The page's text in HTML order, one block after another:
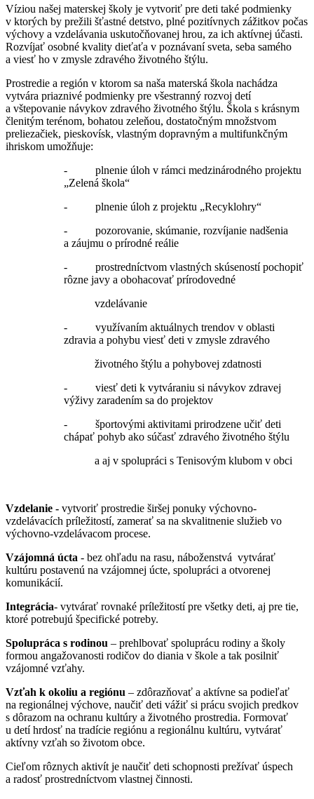
Víziou našej materskej školy je vytvoriť pre deti také podmienky
v ktorých by prežili šťastné detstvo, plné pozitívnych zážitkov počas
výchovy a vzdelávania uskutočňovanej hrou, za ich aktívnej účasti.
Rozvíjať osobné kvality dieťaťa v poznávaní sveta, seba samého
a viesť ho v zmysle zdravého životného štýlu.
Prostredie a región v ktorom sa naša materská škola nachádza
vytvára priaznivé podmienky pre všestranný rozvoj detí
a vštepovanie návykov zdravého životného štýlu. Škola s krásnym
členitým terénom, bohatou zeleňou, dostatočným množstvom
preliezačiek, pieskovísk, vlastným dopravným a multifunkčným
ihriskom umožňuje:
- plnenie úloh v rámci medzinárodného projektu
„Zelená škola“
- plnenie úloh z projektu „Recyklohry“
- pozorovanie, skúmanie, rozvíjanie nadšenia
a záujmu o prírodné reálie
- prostredníctvom vlastných skúseností pochopiť
rôzne javy a obohacovať prírodovedné
vzdelávanie
- využívaním aktuálnych trendov v oblasti
zdravia a pohybu viesť deti v zmysle zdravého
životného štýlu a pohybovej zdatnosti
- viesť deti k vytváraniu si návykov zdravej
výživy zaradením sa do projektov
- športovými aktivitami prirodzene učiť deti
chápať pohyb ako súčasť zdravého životného štýlu
a aj v spolupráci s Tenisovým klubom v obci
Vzdelanie - vytvoriť prostredie širšej ponuky výchovno-
vzdelávacích príležitostí, zamerať sa na skvalitnenie služieb vo
výchovno-vzdelávacom procese.
Vzájomná úcta - bez ohľadu na rasu, náboženstvá vytvárať
kultúru postavenú na vzájomnej úcte, spolupráci a otvorenej
komunikácií.
Integrácia- vytvárať rovnaké príležitostí pre všetky deti, aj pre tie,
ktoré potrebujú špecifické potreby.
Spolupráca s rodinou – prehlbovať spoluprácu rodiny a školy
formou angažovanosti rodičov do diania v škole a tak posilniť
vzájomné vzťahy.
Vzťah k okoliu a regiónu – zdôrazňovať a aktívne sa podieľať
na regionálnej výchove, naučiť deti vážiť si prácu svojich predkov
s dôrazom na ochranu kultúry a životného prostredia. Formovať
u detí hrdosť na tradície regiónu a regionálnu kultúru, vytvárať
aktívny vzťah so životom obce.
Cieľom rôznych aktivít je naučiť deti schopnosti prežívať úspech
a radosť prostredníctvom vlastnej činnosti.